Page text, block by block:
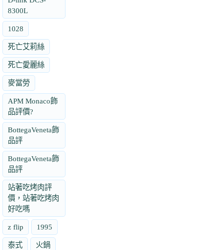
8300L
1028
死亡艾莉絲
死亡愛麗絲
麥當勞
APM Monaco飾
品評價?
BottegaVeneta飾
品評
BottegaVeneta飾
品評
站著吃烤肉評
價，站著吃烤肉
好吃嗎
z flip 1995
泰式 火鍋